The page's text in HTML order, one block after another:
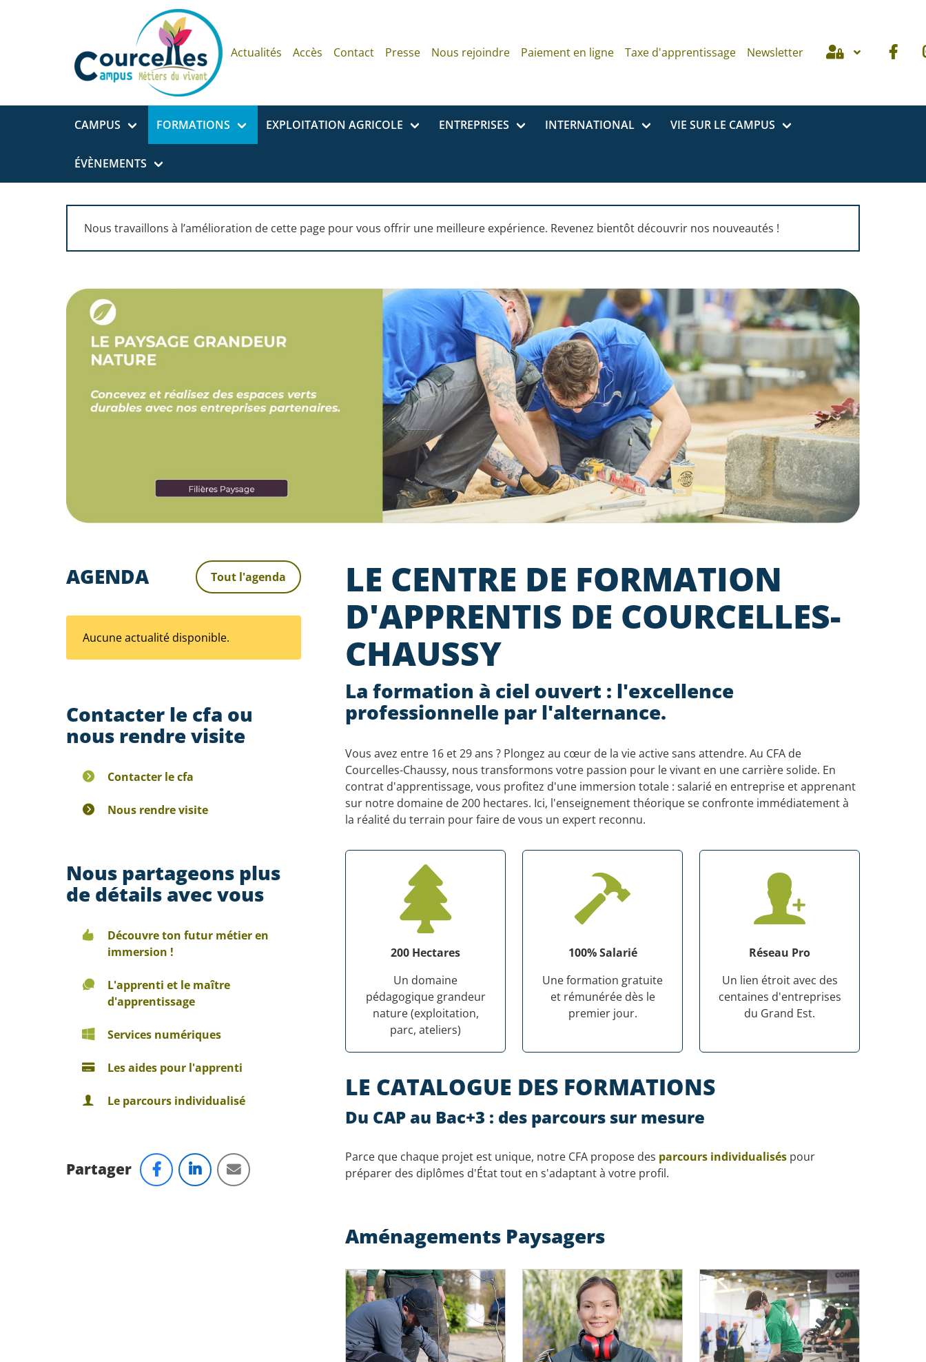
Actualités Accès Contact Presse Nous rejoindre Paiement en ligne Taxe d'apprentissage Newsletter
CAMPUS FORMATIONS EXPLOITATION AGRICOLE ENTREPRISES INTERNATIONAL VIE SUR LE CAMPUS
ÉVÈNEMENTS
Nous travaillons à l’amélioration de cette page pour vous offrir une meilleure expérience. Revenez bientôt découvrir nos nouveautés !
LE CENTRE DE FORMATION
D'APPRENTIS DE COURCELLES-
CHAUSSY
La formation à ciel ouvert : l'excellence
professionnelle par l'alternance.
Vous avez entre 16 et 29 ans ? Plongez au cœur de la vie active sans attendre. Au CFA de
Courcelles-Chaussy, nous transformons votre passion pour le vivant en une carrière solide. En
contrat d'apprentissage, vous profitez d'une immersion totale : salarié en entreprise et apprenant
sur notre domaine de 200 hectares. Ici, l'enseignement théorique se confronte immédiatement à
la réalité du terrain pour faire de vous un expert reconnu.
200 Hectares
Un domaine
pédagogique grandeur
nature (exploitation,
parc, ateliers)
100% Salarié
Une formation gratuite
et rémunérée dès le
premier jour.
Réseau Pro
Un lien étroit avec des
centaines d'entreprises
du Grand Est.
LE CATALOGUE DES FORMATIONS
Du CAP au Bac+3 : des parcours sur mesure
Parce que chaque projet est unique, notre CFA propose des parcours individualisés pour
préparer des diplômes d'État tout en s'adaptant à votre profil.
Aménagements Paysagers
AGENDA Tout l'agenda
Aucune actualité disponible.
Contacter le cfa ou
nous rendre visite
Contacter le cfa
Nous rendre visite
Nous partageons plus
de détails avec vous
Découvre ton futur métier en
immersion !
L'apprenti et le maître
d'apprentissage
Services numériques
Les aides pour l'apprenti
Le parcours individualisé
Partager